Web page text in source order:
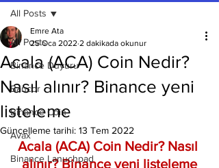
All Posts
Binance Duyuru
Bancor
Binance Coin
Avax
Binance Lanuchpad
All Posts
Acala (ACA) Coin Nedir?
Nasıl alınır? Binance yeni
listeleme
Emre Ata
25 Oca 2022 2 dakikada okunur
Güncelleme tarihi: 13 Tem 2022
Acala (ACA) Coin Nedir? Nasıl
alınır? Binance yeni listeleme